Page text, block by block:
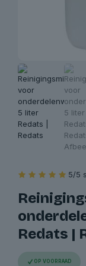
5/5
Redats |
OP VOORRAAD